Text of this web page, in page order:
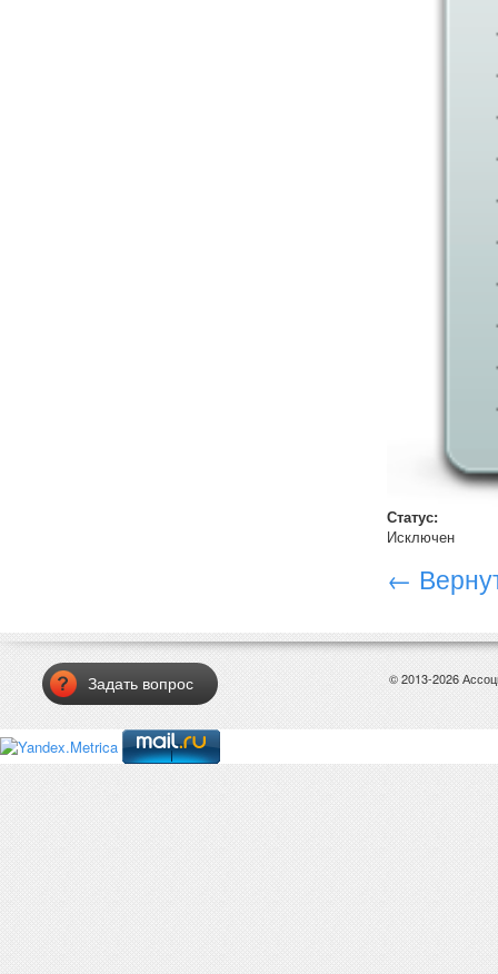
Статус:
Исключен
←
Задать вопрос © 2013-2026